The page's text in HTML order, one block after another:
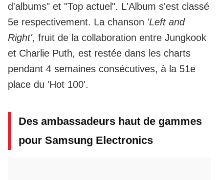
d'albums" et "Top actuel". L'Album s'est classé
5e respectivement. La chanson 'Left and
Right', fruit de la collaboration entre Jungkook
et Charlie Puth, est restée dans les charts
pendant 4 semaines consécutives, à la 51e
place du 'Hot 100'.
Des ambassadeurs haut de gammes
pour Samsung Electronics